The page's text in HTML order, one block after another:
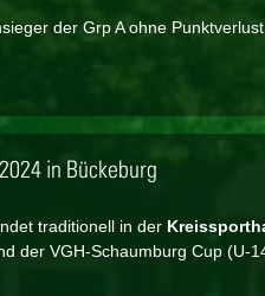
der Grp A ohne
in Bückeburg
traditionell in der
der VGH-Schaumburg Cup (U-